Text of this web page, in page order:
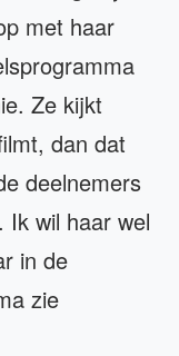
met haar
Ze kijkt
dan dat
deelnemers
Ik wil haar wel
in de
zie